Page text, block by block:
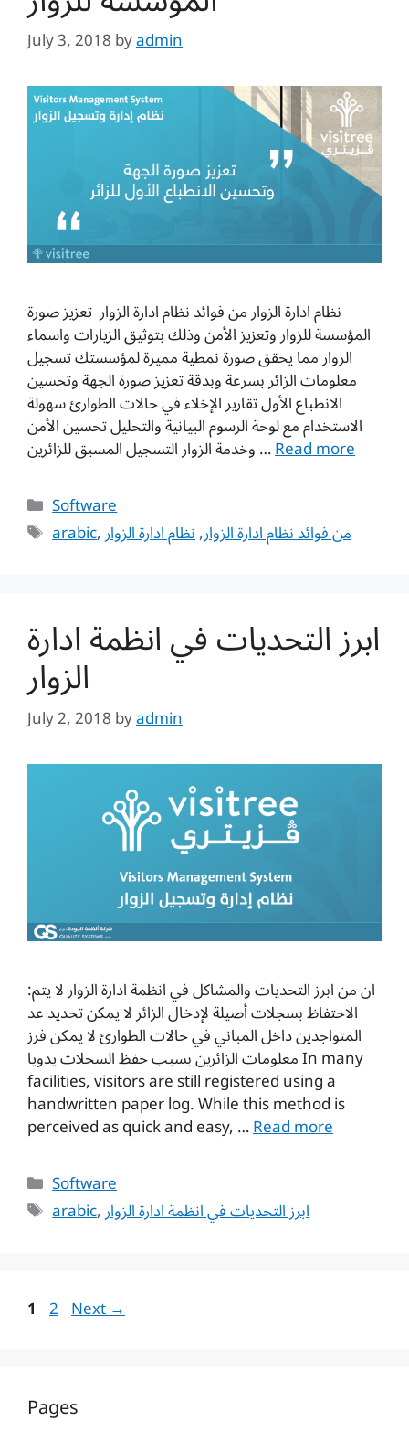
July 3, 2018byadmin
نظام ادارة الزوار من فوائد نظام ادارة الزوار تعزيز صورة
المؤسسة للزوار وتعزيز الأمن وذلك بتوثيق الزيارات واسماء
الزوار مما يحقق صورة نمطية مميزة لمؤسستك تسجيل
معلومات الزائر بسرعة وبدقة تعزيز صورة الجهة وتحسين
الانطباع الأول تقارير الإخلاء في حالات الطوارئ سهولة
الاستخدام مع لوحة الرسوم البيانية والتحليل تحسين الأمن
وخدمة الزوار التسجيل المسبق للزائرين …Read more
Categories
Software
Tags
arabic, من فوائد نظام ادارة الزوار,نظام ادارة الزوار
ابرز التحديات في انظمة ادارة
الزوار
July 2, 2018byadmin
:ان من ابرز التحديات والمشاكل في انظمة ادارة الزوار لا يتم
الاحتفاظ بسجلات أصيلة لإدخال الزائر لا يمكن تحديد عد
المتواجدين داخل المباني في حالات الطوارئ لا يمكن فرز
معلومات الزائرين بسبب حفظ السجلات يدويا In many
facilities, visitors are still registered using a
handwritten paper log. While this method is
perceived as quick and easy, …Read more
Categories
Software
Tags
arabic,ابرز التحديات في انظمة ادارة الزوار
Page
1 Page
2 Next→
Pages